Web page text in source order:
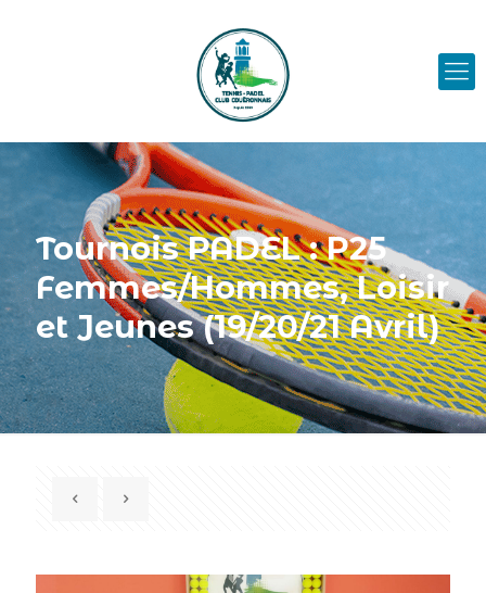
Tournois PADEL : P25
Femmes/Hommes, Loisir
et Jeunes (19/20/21 Avril)